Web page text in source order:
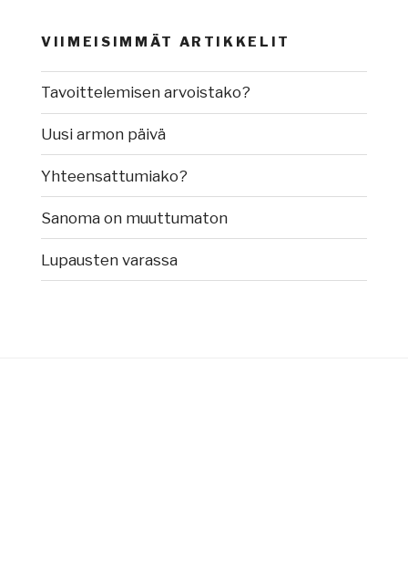
VIIMEISIMMÄT ARTIKKELIT
Tavoittelemisen arvoistako?
Uusi armon päivä
Yhteensattumiako?
Sanoma on muuttumaton
Lupausten varassa